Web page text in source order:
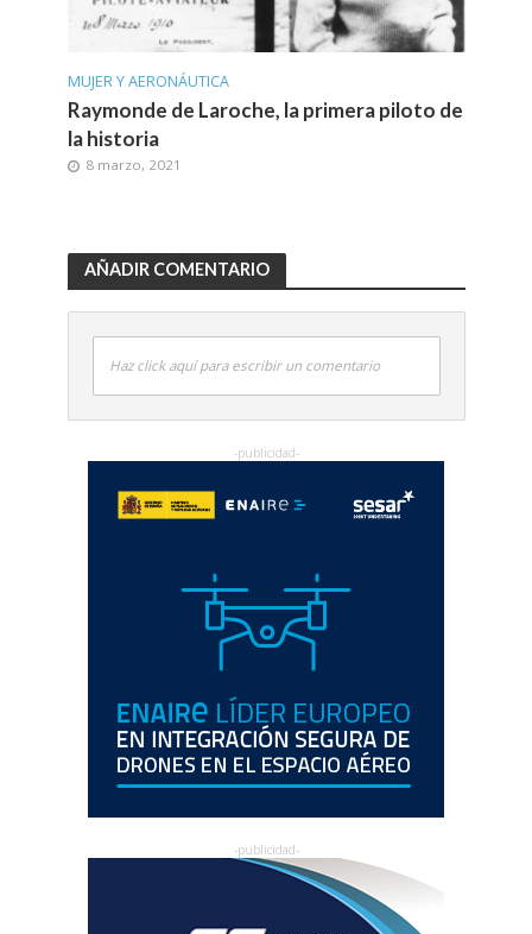
MUJER Y AERONÁUTICA
Raymonde de Laroche, la primera piloto de
la historia
8 marzo, 2021
AÑADIR COMENTARIO
Haz click aquí para escribir un comentario